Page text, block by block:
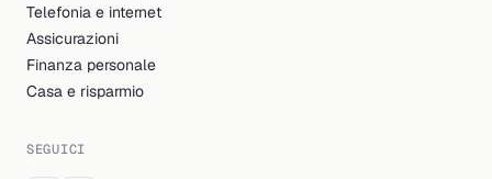
Telefonia e internet
Assicurazioni
Finanza personale
Casa e risparmio
SEGUICI